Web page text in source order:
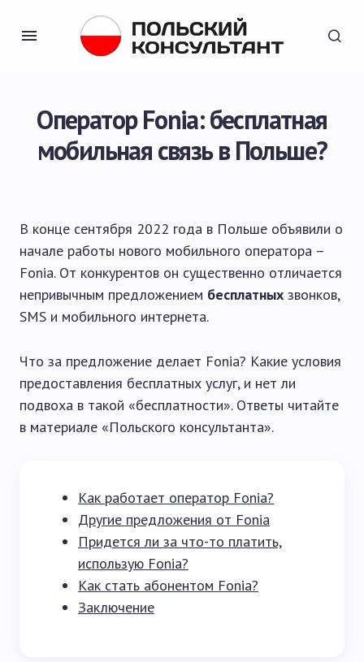
Оператор Fonia: бесплатная
мобильная связь в Польше?
В конце сентября 2022 года в Польше объявили о
начале работы нового мобильного оператора –
Fonia. От конкурентов он существенно отличается
непривычным предложением бесплатных звонков,
SMS и мобильного интернета.
Что за предложение делает Fonia? Какие условия
предоставления бесплатных услуг, и нет ли
подвоха в такой «бесплатности». Ответы читайте
в материале «Польского консультанта».
Как работает оператор Fonia?
Другие предложения от Fonia
Придется ли за что-то платить,
использую Fonia?
Как стать абонентом Fonia?
Заключение